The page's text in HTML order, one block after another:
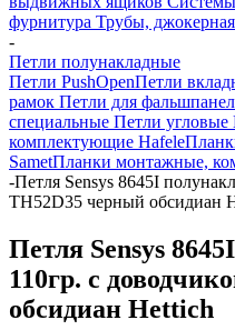
фурнитура Трубы,
-
Петли полунакладные
Петли PushOpenПетли
рамок Петли для
специальные Петли угловые
комплектующие Hafele
SametПланки монтажные,
-Петля Sensys 8645I
ТН52D35 черный обсидиан
Петля Sensys
110гр. с
обсидиан Hettich